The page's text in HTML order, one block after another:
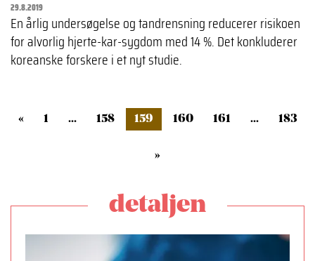
29.8.2019
En årlig undersøgelse og tandrensning reducerer risikoen
for alvorlig hjerte­-kar­-sygdom med 14 %. Det konkluderer
koreanske forskere i et nyt studie.
« 1 ... 158 159 160 161 ... 183
»
detaljen